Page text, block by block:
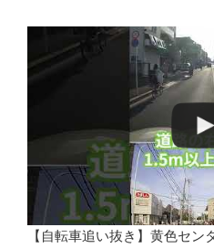
【自転車追い抜き】黄色セン